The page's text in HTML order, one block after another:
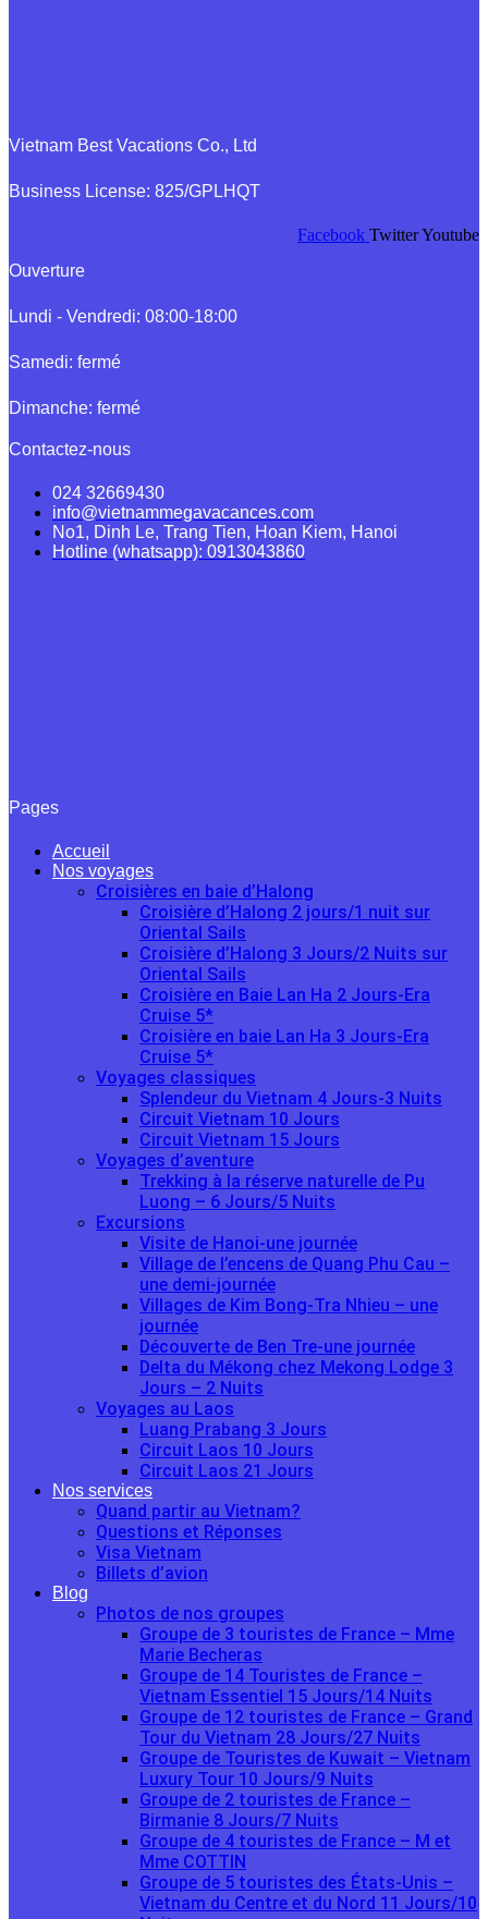
Vietnam Best Vacations Co., Ltd
Business License: 825/GPLHQT
Facebook TwitterYoutube
Ouverture
Lundi - Vendredi: 08:00-18:00
Samedi: fermé
Dimanche: fermé
Contactez-nous
024 32669430
info@vietnammegavacances.com
No1, Dinh Le, Trang Tien, Hoan Kiem, Hanoi
Hotline (whatsapp): 0913043860
Pages
Accueil
Nos voyages
Croisières en baie d’Halong
Croisière d’Halong 2 jours/1 nuit sur
Oriental Sails
Croisière d’Halong 3 Jours/2 Nuits sur
Oriental Sails
Croisière en Baie Lan Ha 2 Jours-Era
Cruise 5*
Croisière en baie Lan Ha 3 Jours-Era
Cruise 5*
Voyages classiques
Splendeur du Vietnam 4 Jours-3 Nuits
Circuit Vietnam 10 Jours
Circuit Vietnam 15 Jours
Voyages d’aventure
Trekking à la réserve naturelle de Pu
Luong – 6 Jours/5 Nuits
Excursions
Visite de Hanoi-une journée
Village de l’encens de Quang Phu Cau –
une demi-journée
Villages de Kim Bong-Tra Nhieu – une
journée
Découverte de Ben Tre-une journée
Delta du Mékong chez Mekong Lodge 3
Jours – 2 Nuits
Voyages au Laos
Luang Prabang 3 Jours
Circuit Laos 10 Jours
Circuit Laos 21 Jours
Nos services
Quand partir au Vietnam?
Questions et Réponses
Visa Vietnam
Billets d’avion
Blog
Photos de nos groupes
Groupe de 3 touristes de France – Mme
Marie Becheras
Groupe de 14 Touristes de France –
Vietnam Essentiel 15 Jours/14 Nuits
Groupe de 12 touristes de France – Grand
Tour du Vietnam 28 Jours/27 Nuits
Groupe de Touristes de Kuwait – Vietnam
Luxury Tour 10 Jours/9 Nuits
Groupe de 2 touristes de France –
Birmanie 8 Jours/7 Nuits
Groupe de 4 touristes de France – M et
Mme COTTIN
Groupe de 5 touristes des États-Unis –
Vietnam du Centre et du Nord 11 Jours/10